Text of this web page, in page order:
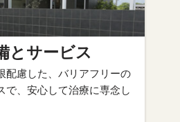
とサービス
配慮した、バリアフリーの
で、安心して治療に専念し